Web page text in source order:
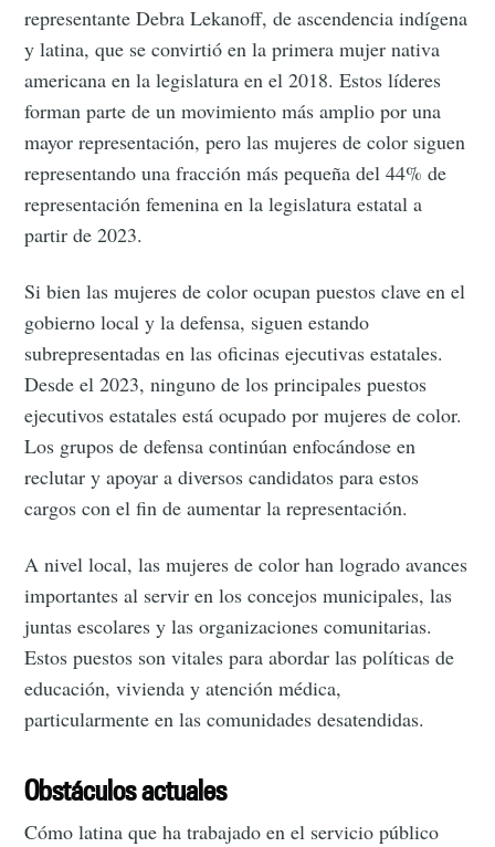
representante Debra Lekanoff, de ascendencia indígena
y latina, que se convirtió en la primera mujer nativa
americana en la legislatura en el 2018. Estos líderes
forman parte de un movimiento más amplio por una
mayor representación, pero las mujeres de color siguen
representando una fracción más pequeña del 44% de
representación femenina en la legislatura estatal a
partir de 2023.
Si bien las mujeres de color ocupan puestos clave en el
gobierno local y la defensa, siguen estando
subrepresentadas en las oficinas ejecutivas estatales.
Desde el 2023, ninguno de los principales puestos
ejecutivos estatales está ocupado por mujeres de color.
Los grupos de defensa continúan enfocándose en
reclutar y apoyar a diversos candidatos para estos
cargos con el fin de aumentar la representación.
A nivel local, las mujeres de color han logrado avances
importantes al servir en los concejos municipales, las
juntas escolares y las organizaciones comunitarias.
Estos puestos son vitales para abordar las políticas de
educación, vivienda y atención médica,
particularmente en las comunidades desatendidas.
Obstáculos actuales
Cómo latina que ha trabajado en el servicio público